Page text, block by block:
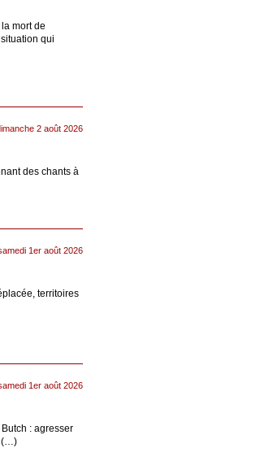
mort de
qui
2 août 2026
des chants à
1er août 2026
territoires
1er août 2026
: agresser
(…)